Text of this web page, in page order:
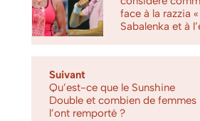
face à la razzia
Sabalenka et à
Suivant
Qu’est-ce que le Sunshine
Double et combien de femmes
l’ont remporté ?